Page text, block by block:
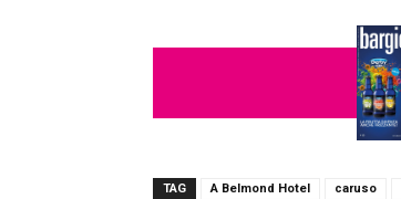
TAG A Belmond Hotel caruso